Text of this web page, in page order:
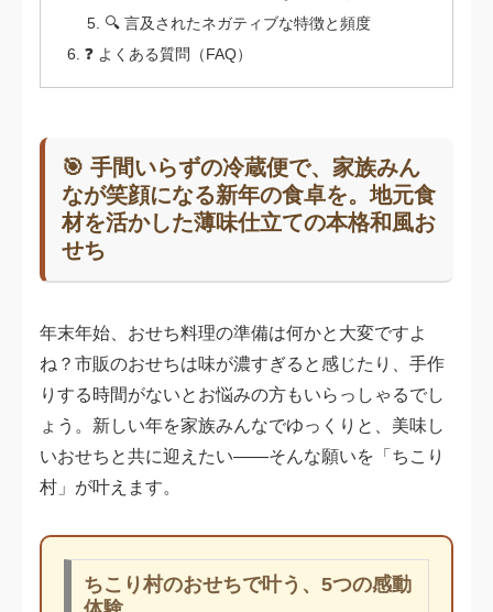
🔍 言及されたネガティブな特徴と頻度
❓ よくある質問（FAQ）
🎯 手間いらずの冷蔵便で、家族みん
なが笑顔になる新年の食卓を。地元食
材を活かした薄味仕立ての本格和風お
せち
年末年始、おせち料理の準備は何かと大変ですよ
ね？市販のおせちは味が濃すぎると感じたり、手作
りする時間がないとお悩みの方もいらっしゃるでし
ょう。新しい年を家族みんなでゆっくりと、美味し
いおせちと共に迎えたい――そんな願いを「ちこり
村」が叶えます。
ちこり村のおせちで叶う、5つの感動